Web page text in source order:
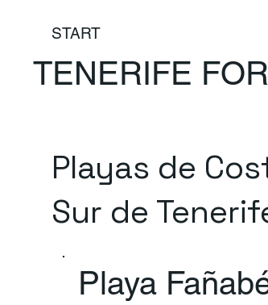
START
TENERIFE
Playas de
Sur de
Playa